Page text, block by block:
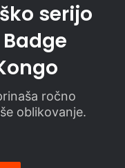
serijo
Badge
ročno
oblikovanje.
Reddit